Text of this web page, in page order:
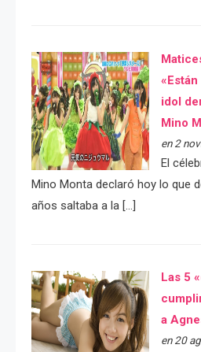
idol
Mino
en 2
El
Mino Monta declaró hoy lo que
años saltaba a la […]
Las 5
a
en 20